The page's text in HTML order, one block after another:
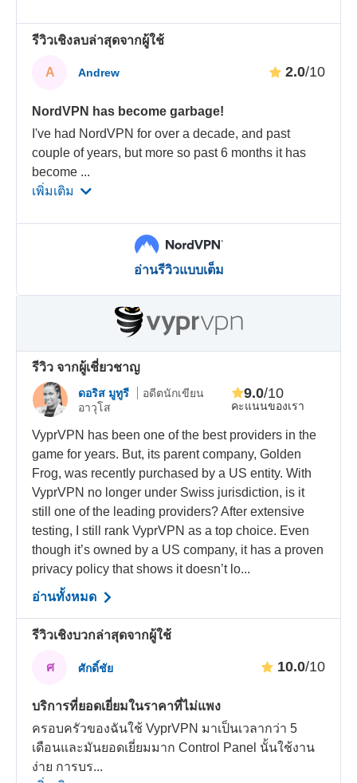
รีวิวเชิงลบล่าสุดจากผู้ใช้
A Andrew 2.0/10
NordVPN has become garbage!
I've had NordVPN for over a decade, and past
couple of years, but more so past 6 months it has
become ...
เพิ่มเติม
อ่านรีวิวแบบเต็ม
รีวิว จากผู้เชี่ยวชาญ
ดอริส มูทูรี
อดีตนักเขียน
อาวุโส
คะแนนของเรา
9.0/10
VyprVPN has been one of the best providers in the
game for years. But, its parent company, Golden
Frog, was recently purchased by a US entity. With
VyprVPN no longer under Swiss jurisdiction, is it
still one of the leading providers? After extensive
testing, I still rank VyprVPN as a top choice. Even
though it’s owned by a US company, it has a proven
privacy policy that shows it doesn’t lo...
อ่านทั้งหมด
รีวิวเชิงบวกล่าสุดจากผู้ใช้
ศ ศักดิ์ชัย 10.0/10
บริการที่ยอดเยี่ยมในราคาที่ไม่แพง
ครอบครัวของฉันใช้ VyprVPN มาเป็นเวลากว่า 5
เดือนและมันยอดเยี่ยมมาก Control Panel นั้นใช้งาน
ง่าย การบร...